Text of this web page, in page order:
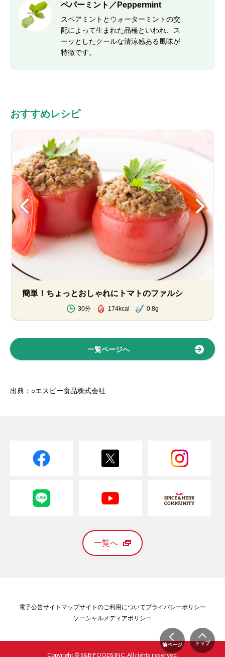
ペパーミント／Peppermint
スペアミントとウォーターミントの交
配によって生まれた品種といわれ、ス
ーッとしたクールな清涼感ある風味が
特徴です。
おすすめレシピ
簡単！ちょっとおしゃれにトマトのファルシ
30分 174kcal 0.8g
一覧ページへ
出典：○エスビー食品株式会社
前ページ トップ
一覧へ
電子公告サイトマップサイトのご利用についてプライバシーポリシー
ソーシャルメディアポリシー
Copyright © S&B FOODS INC. All rights reserved.